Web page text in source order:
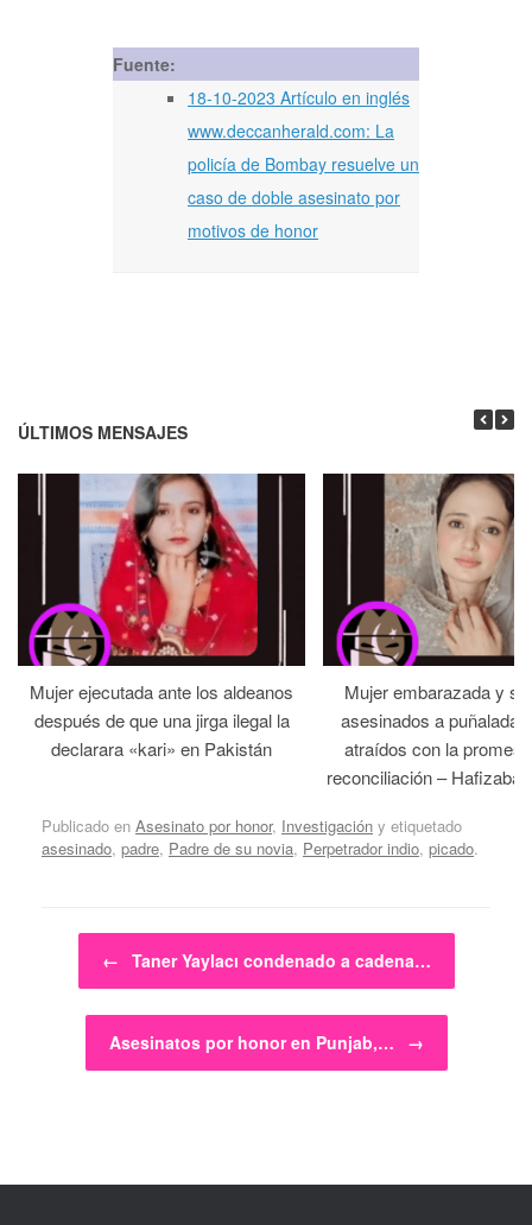
Fuente:
18-10-2023 Artículo en inglés
www.deccanherald.com: La
policía de Bombay resuelve un
caso de doble asesinato por
motivos de honor
ÚLTIMOS MENSAJES
Mujer ejecutada ante los aldeanos
después de que una jirga ilegal la
declarara «kari» en Pakistán
Mujer embarazada y
asesinados a
atraídos con la
reconciliación –
Publicado en Asesinato por honor, Investigación y etiquetado
asesinado, padre, Padre de su novia, Perpetrador indio, picado.
Navegador de artículos
← Taner Yaylacı condenado a cadena…
Asesinatos por honor en Punjab,… →